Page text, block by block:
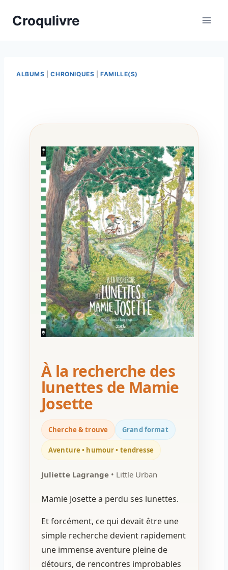
Croqulivre
ALBUMS |CHRONIQUES |FAMILLE(S)
À la recherche des
lunettes de Mamie
Josette
Cherche & trouve Grand format
Aventure • humour • tendresse
Juliette Lagrange • Little Urban
Mamie Josette a perdu ses lunettes.
Et forcément, ce qui devait être une
simple recherche devient rapidement
une immense aventure pleine de
détours, de rencontres improbables